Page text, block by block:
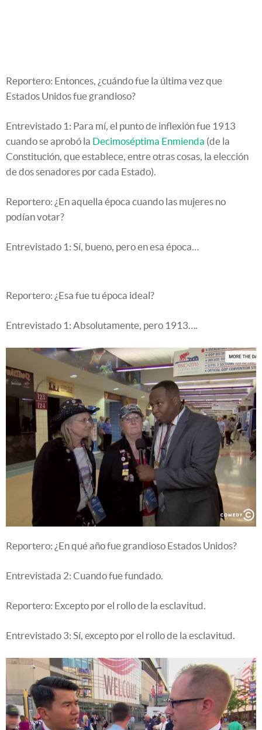
Reportero: Entonces, ¿cuándo fue la última vez que
Estados Unidos fue grandioso?
Entrevistado 1: Para mí, el punto de inflexión fue 1913
cuando se aprobó la Decimoséptima Enmienda (de la
Constitución, que establece, entre otras cosas, la elección
de dos senadores por cada Estado).
Reportero: ¿En aquella época cuando las mujeres no
podían votar?
Entrevistado 1: Sí, bueno, pero en esa época…
Reportero: ¿Esa fue tu época ideal?
Entrevistado 1: Absolutamente, pero 1913….
Reportero: ¿En qué año fue grandioso Estados Unidos?
Entrevistada 2: Cuando fue fundado.
Reportero: Excepto por el rollo de la esclavitud.
Entrevistado 3: Sí, excepto por el rollo de la esclavitud.